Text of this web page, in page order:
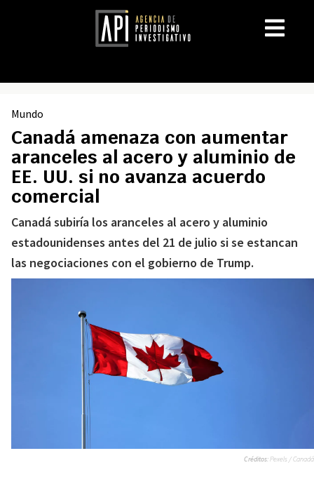
Mundo
Canadá amenaza con aumentar
aranceles al acero y aluminio de
EE. UU. si no avanza acuerdo
comercial
Canadá subiría los aranceles al acero y aluminio
estadounidenses antes del 21 de julio si se estancan
las negociaciones con el gobierno de Trump.
Créditos:Pexels / Canadá